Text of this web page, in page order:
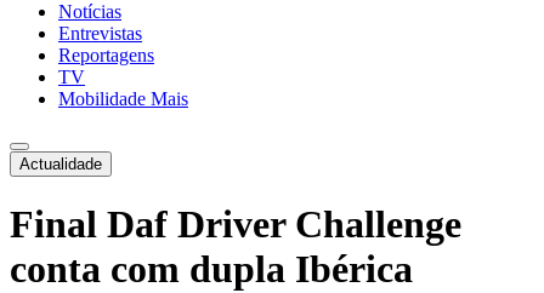
Notícias
Entrevistas
Reportagens
TV
Mobilidade Mais
Actualidade
Final Daf Driver Challenge
conta com dupla Ibérica